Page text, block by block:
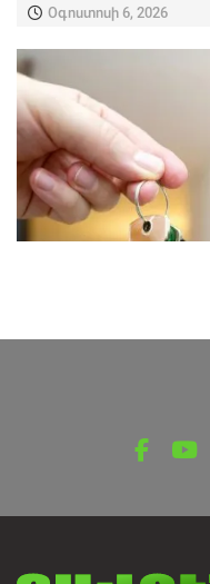
Օգոստոսի 6, 2026
Կեղծ
տարածվում են